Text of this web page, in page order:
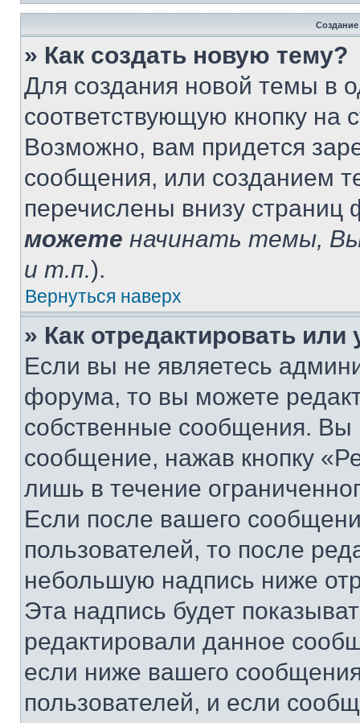
» Как создать новую тему?
Для создания новой темы в
соответствующую кнопку
Возможно, вам придется
сообщения, или созданием
перечислены внизу
можете начинать темы,
и т.п.).
Вернуться наверх
» Как отредактировать
Если вы не являетесь
форума, то вы можете
собственные сообщения. Вы
сообщение, нажав кнопку
лишь в течение
Если после вашего
пользователей, то после
небольшую надпись ниже
Эта надпись будет
редактировали данное
если ниже вашего
пользователей, и если